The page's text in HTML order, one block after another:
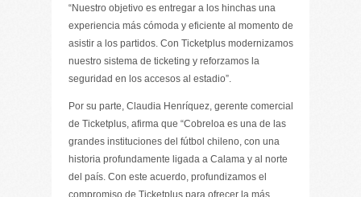
“Nuestro objetivo es entregar a los hinchas una
experiencia más cómoda y eficiente al momento de
asistir a los partidos. Con Ticketplus modernizamos
nuestro sistema de ticketing y reforzamos la
seguridad en los accesos al estadio”.
Por su parte, Claudia Henríquez, gerente comercial
de Ticketplus, afirma que “Cobreloa es una de las
grandes instituciones del fútbol chileno, con una
historia profundamente ligada a Calama y al norte
del país. Con este acuerdo, profundizamos el
compromiso de Ticketplus para ofrecer la más